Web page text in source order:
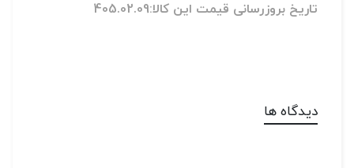
تاریخ بروزرسانی قیمت این کالا:405.02.09
دیدگاه ها